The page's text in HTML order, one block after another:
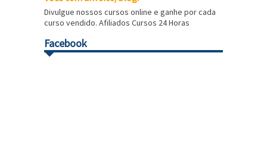
Divulgue nossos cursos online e ganhe por cada
curso vendido. Afiliados Cursos 24 Horas
Facebook